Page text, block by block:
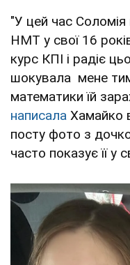
"У цей час
НМТ у свої 16
курс КПІ і радіє
шокувала мене
математики їй
написала Хамайко
посту фото з
часто показує її у